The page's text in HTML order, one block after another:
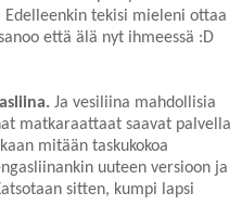
Edelleenkin tekisi mieleni ottaa
että älä nyt ihmeessä :D
Ja vesiliina mahdollisia
matkaraattaat saavat palvella
mitään taskukokoa
uuteen versioon ja
sitten, kumpi lapsi